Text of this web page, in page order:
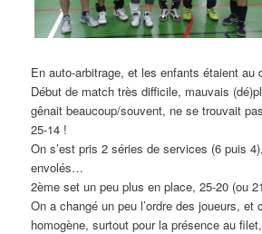
En auto-arbitrage, et les enfants étaient au
Début de match très difficile, mauvais
gênait beaucoup/souvent, ne se trouvait
25-14 !
On s’est pris 2 séries de services (6 puis
envolés…
2ème set un peu plus en place, 25-20 (ou
On a changé un peu l’ordre des joueurs, et
homogène, surtout pour la présence au